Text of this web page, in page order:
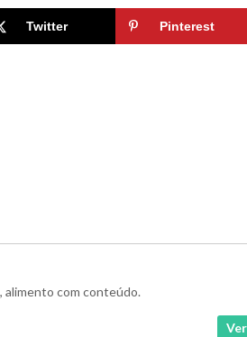
Twitter Pinterest
alimento com conteúdo.